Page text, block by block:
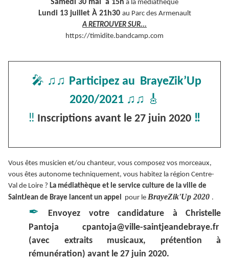
Samedi 30 mai à 15h à la médiathèque
Lundi 13 juillet À 21h30 au Parc des Armenault
A RETROUVER SUR...
https://timidite.bandcamp.com
🎤 ♫♫ Participez au BrayeZik’Up
2020/2021 ♫♫ 🎸
‼ Inscriptions avant le 27 juin 2020 ‼
Vous êtes musicien et/ou chanteur, vous composez vos morceaux,
vous êtes autonome techniquement, vous habitez la région Centre-
Val de Loire ? La médiathèque et le service culture de la ville de
SaintJean de Braye lancent un appel pour le BrayeZik'Up 2020 .
✒
Envoyez votre candidature à Christelle
Pantoja cpantoja@ville-saintjeandebraye.fr
(avec extraits musicaux, prétention à
rémunération) avant le 27 juin 2020.